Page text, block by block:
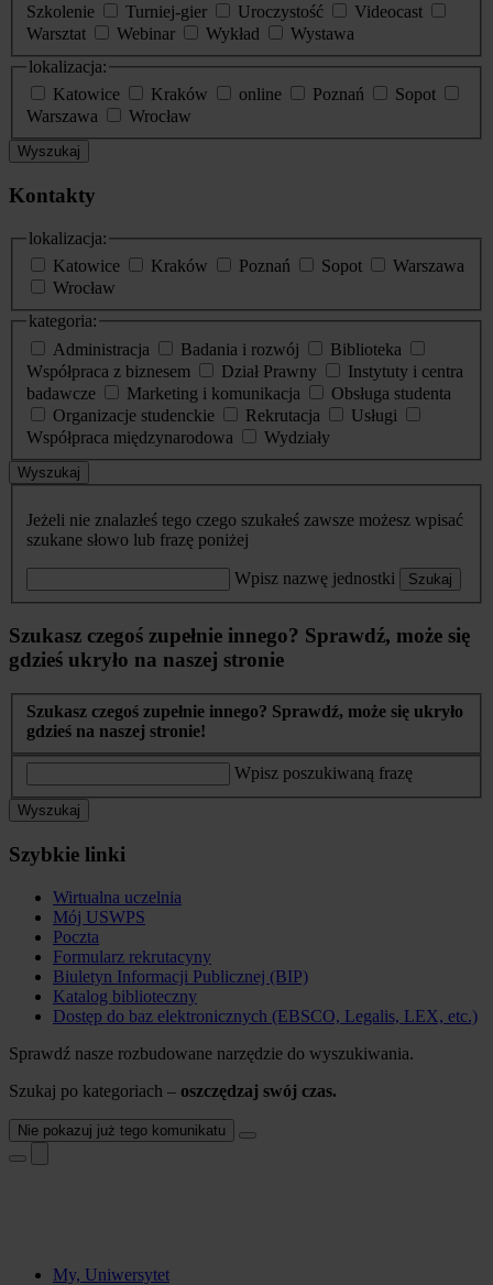
Szkolenie
Turniej-gier Uroczystość
Videocast
Warsztat
Webinar Wykład
Wystawa
lokalizacja:
Katowice
Kraków online Poznań
Sopot
Warszawa
Wrocław
Wyszukaj
Kontakty
lokalizacja:
Katowice
Kraków Poznań Sopot
Warszawa
Wrocław
kategoria:
Administracja
Badania i rozwój
Biblioteka
Współpraca z biznesem
Dział Prawny
Instytuty i centra
badawcze
Marketing i komunikacja
Obsługa studenta
Organizacje studenckie
Rekrutacja
Usługi
Współpraca międzynarodowa
Wydziały
Wyszukaj
Jeżeli nie znalazłeś tego czego szukałeś zawsze możesz wpisać
szukane słowo lub frazę poniżej
Wpisz nazwę jednostki Szukaj
Szukasz czegoś zupełnie innego? Sprawdź, może się
gdzieś ukryło na naszej stronie
Szukasz czegoś zupełnie innego? Sprawdź, może się ukryło
gdzieś na naszej stronie!
Wpisz poszukiwaną frazę
Wyszukaj
Szybkie linki
Wirtualna uczelnia
Mój USWPS
Poczta
Formularz rekrutacyny
Biuletyn Informacji Publicznej (BIP)
Katalog biblioteczny
Dostęp do baz elektronicznych (EBSCO, Legalis, LEX, etc.)
Sprawdź nasze rozbudowane narzędzie do wyszukiwania.
Szukaj po kategoriach – oszczędzaj swój czas.
Nie pokazuj już tego komunikatu
My, Uniwersytet